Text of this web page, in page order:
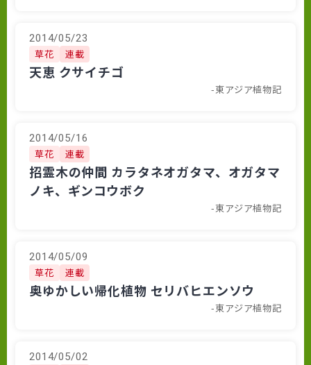
2014/05/23
草花 連載
天恵 クサイチゴ
-東アジア植物記
2014/05/16
草花 連載
招霊木の仲間 カラタネオガタマ、オガタマ
ノキ、ギンコウボク
-東アジア植物記
2014/05/09
草花 連載
奥ゆかしい帰化植物 セリバヒエンソウ
-東アジア植物記
2014/05/02